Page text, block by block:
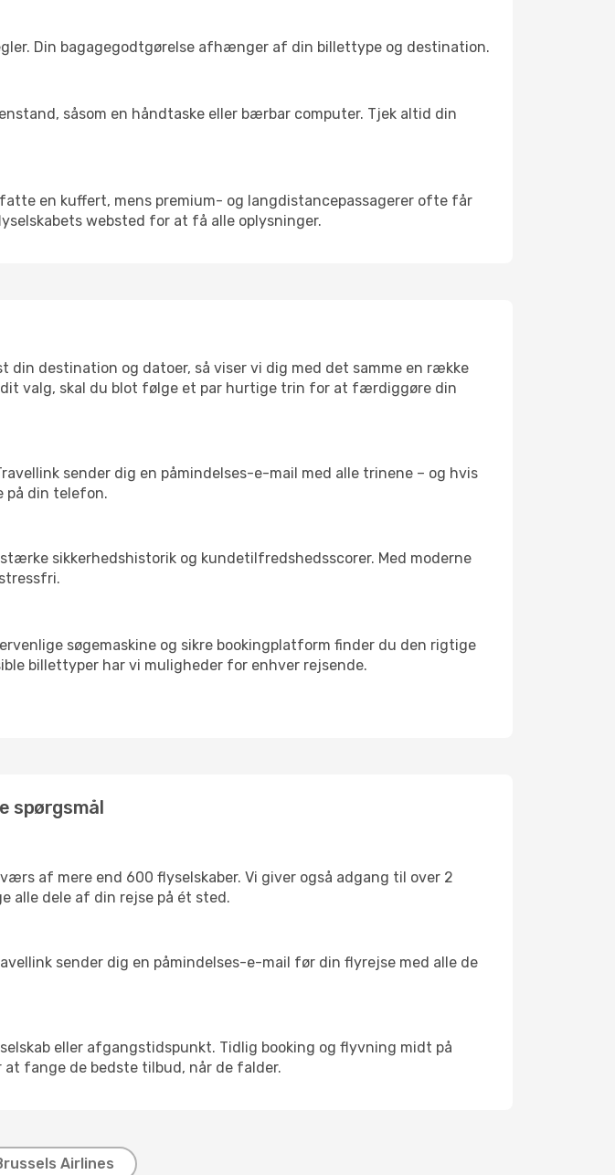
Din bagagegodtgørelse afhænger af din billettype og destination.
såsom en håndtaske eller bærbar computer. Tjek altid din
en kuffert, mens premium- og langdistancepassagerer ofte får
websted for at få alle oplysninger.
din destination og datoer, så viser vi dig med det samme en række
valg, skal du blot følge et par hurtige trin for at færdiggøre din
sender dig en påmindelses-e-mail med alle trinene – og hvis
på din telefon.
sikkerhedshistorik og kundetilfredshedsscorer. Med moderne
søgemaskine og sikre bookingplatform finder du den rigtige
billettyper har vi muligheder for enhver rejsende.
spørgsmål
af mere end 600 flyselskaber. Vi giver også adgang til over 2
alle dele af din rejse på ét sted.
sender dig en påmindelses-e-mail før din flyrejse med alle de
eller afgangstidspunkt. Tidlig booking og flyvning midt på
fange de bedste tilbud, når de falder.
Airlines